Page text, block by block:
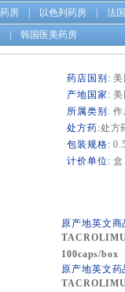
房 以色列药房 法
韩国医美药房
药店国别: 美
产地国家: 美
所属类别 :
处方药:处方
包装规格:
计价单位: 盒
原产地英文商
100caps/box
原产地英文药